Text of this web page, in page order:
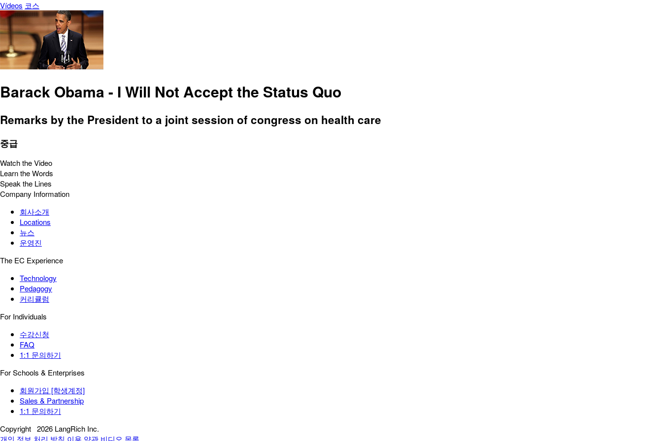
Vídeos 코스
Barack Obama - I Will Not Accept the Status Quo
Remarks by the President to a joint session of congress on health care
중급
Watch the Video
Learn the Words
Speak the Lines
Company Information
회사소개
Locations
뉴스
운영진
The EC Experience
Technology
Pedagogy
커리큘럼
For Individuals
수강신청
FAQ
1:1 문의하기
For Schools & Enterprises
회원가입 [학생계정]
Sales & Partnership
1:1 문의하기
Copyright 2026 LangRich Inc.